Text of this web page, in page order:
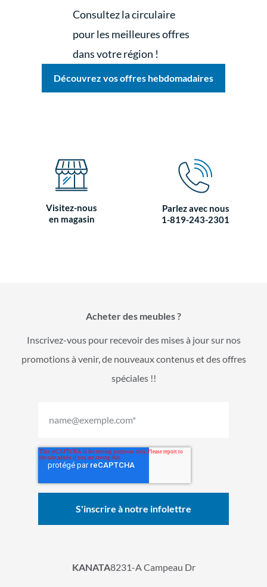
Consultez la circulaire
pour les meilleures offres
dans votre région !
Découvrez vos offres hebdomadaires
Visitez-nous
en magasin
Parlez avec nous
1-819-243-2301
Acheter des meubles ?
Inscrivez-vous pour recevoir des mises à jour sur nos
promotions à venir, de nouveaux contenus et des offres
spéciales !!
KANATA8231-A Campeau Dr